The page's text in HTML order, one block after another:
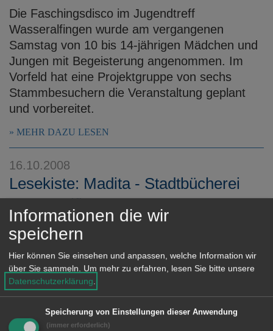
Die Faschingsdisco im Jugendtreff
Wasseralfingen wurde am vergangenen
Samstag von 10 bis 14-jährigen Mädchen und
Jungen mit Begeisterung angenommen. Im
Vorfeld hat eine Projektgruppe von sechs
Stammbesuchern die Veranstaltung geplant
und vorbereitet.
MEHR DAZU LESEN
16.10.2008
Lesekiste: Madita - Stadtbücherei
Wasseralfingen
Die szenische Lesung, gezeigt von der
Württembergischen Landesbühne Esslingen
am Donnerstag, 23. Oktober 2008, 10 Uhr im
Bürgersaal Wasseralfingen soll die Lust auf´s
Lesen wecken. Madita ist ein äußerst
lebendiges Mädchen, dem immer neue Einfälle
zufliegen - so rasch, wie ein ...
Informationen die wir
speichern
Hier können Sie einsehen und anpassen, welche Information wir
über Sie sammeln.
Um mehr zu erfahren, lesen Sie bitte unsere
Datenschutzerklärung
Speicherung von Einstellungen dieser Anwendung
(immer erforderlich)